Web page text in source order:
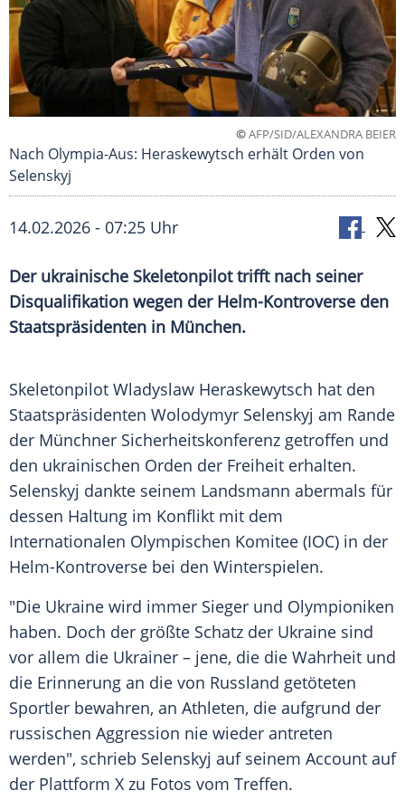
©AFP/SID/ALEXANDRA BEIER
Nach Olympia-Aus: Heraskewytsch erhält Orden von
Selenskyj
14.02.2026 - 07:25 Uhr
Der ukrainische Skeletonpilot trifft nach seiner
Disqualifikation wegen der Helm-Kontroverse den
Staatspräsidenten in München.
Skeletonpilot Wladyslaw Heraskewytsch hat den
Staatspräsidenten Wolodymyr Selenskyj am Rande
der Münchner Sicherheitskonferenz getroffen und
den ukrainischen Orden der Freiheit erhalten.
Selenskyj dankte seinem Landsmann abermals für
dessen Haltung im Konflikt mit dem
Internationalen Olympischen Komitee (IOC) in der
Helm-Kontroverse bei den Winterspielen.
"Die Ukraine wird immer Sieger und Olympioniken
haben. Doch der größte Schatz der Ukraine sind
vor allem die Ukrainer – jene, die die Wahrheit und
die Erinnerung an die von Russland getöteten
Sportler bewahren, an Athleten, die aufgrund der
russischen Aggression nie wieder antreten
werden", schrieb Selenskyj auf seinem Account auf
der Plattform X zu Fotos vom Treffen.